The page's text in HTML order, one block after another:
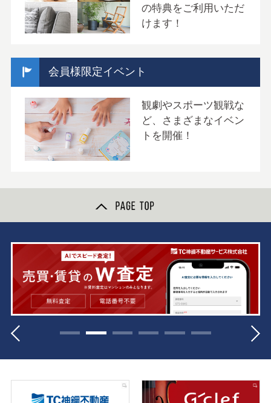
の特典をご利用いただ
けます！
会員様限定イベント
観劇やスポーツ観戦な
ど、さまざまなイベン
トを開催！